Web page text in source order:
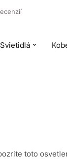
Svietidlá
toto